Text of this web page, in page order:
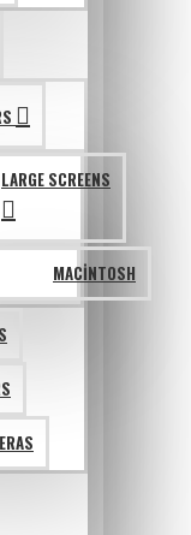
LARGE SCREENS
MACINTOSH